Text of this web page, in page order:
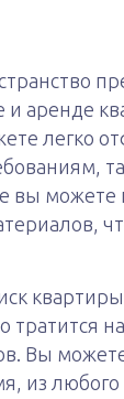
аренде
легко
вы
квартиры
тратится
Вы
из любого